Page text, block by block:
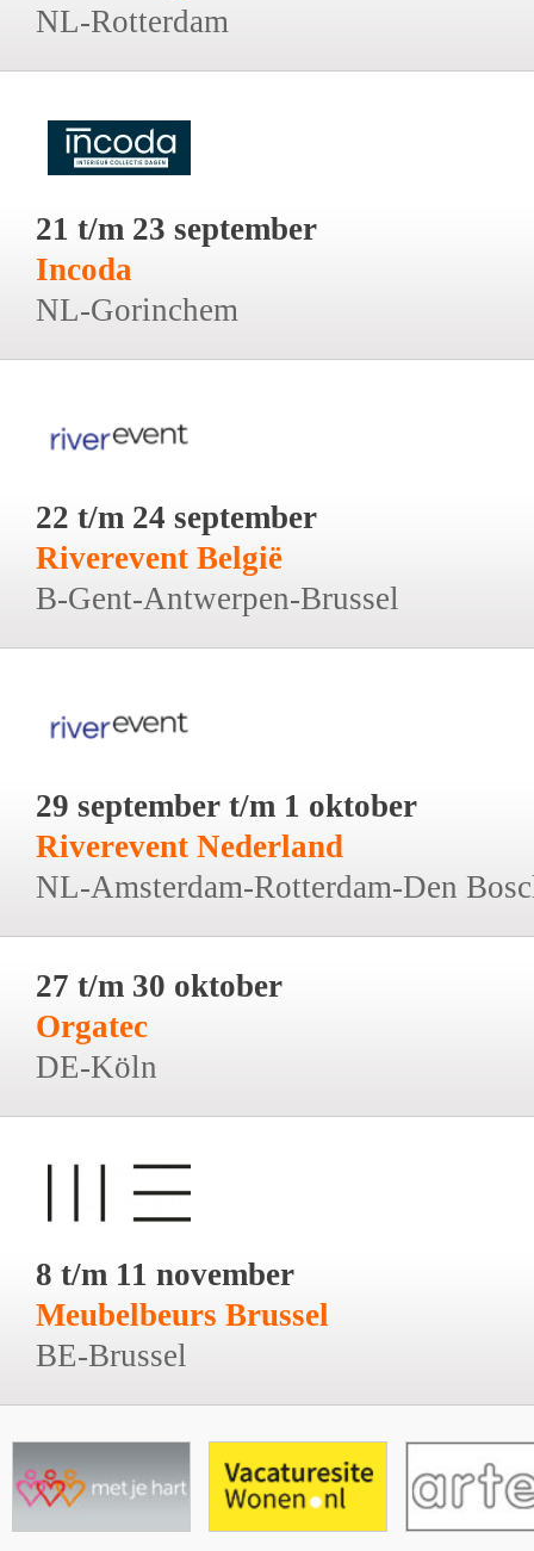
NL-Rotterdam
21 t/m 23 september
Incoda
NL-Gorinchem
22 t/m 24 september
Riverevent België
B-Gent-Antwerpen-Brussel
29 september t/m 1 oktober
Riverevent Nederland
NL-Amsterdam-Rotterdam-Den
27 t/m 30 oktober
Orgatec
DE-Köln
8 t/m 11 november
Meubelbeurs Brussel
BE-Brussel